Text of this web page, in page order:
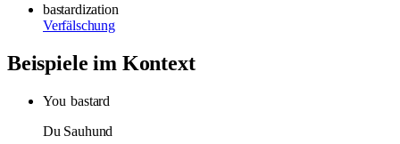
bastardization
Verfälschung
Beispiele im Kontext
You bastard
Du Sauhund